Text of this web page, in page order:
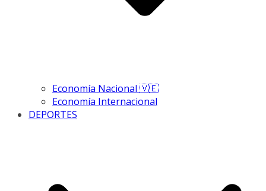
Economía Nacional 🇻🇪
Economía Internacional
DEPORTES